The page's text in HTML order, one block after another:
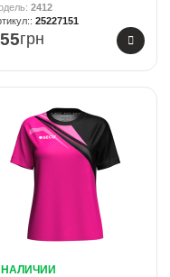
2412
25227151
грн
НАЛИЧИИ